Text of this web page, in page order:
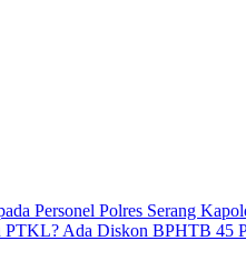
Personel Polres Serang
Ada Diskon BPHTB 45